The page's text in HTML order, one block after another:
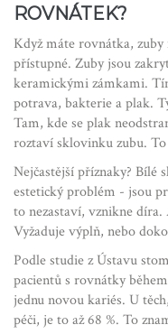
ROVNÁTEK?
Když máte rovnátka,
přístupné. Zuby jsou
keramickými zámkami.
potrava, bakterie a plak.
Tam, kde se plak
roztaví sklovinku zubu. To
Nejčastější příznaky? Bílé
estetický problém - jsou
to nezastaví, vznikne
Vyžaduje výplň, nebo
Podle studie z Ústavu
pacientů s rovnátky
jednu novou kariés. U
péči, je to až 68 %. To